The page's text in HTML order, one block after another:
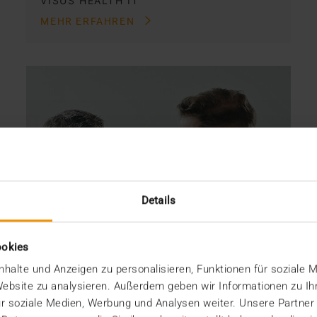
Details
und Anzeigen zu personalisieren, Funktionen für soziale
zu analysieren. Außerdem geben wir Informationen zu
soziale Medien, Werbung und Analysen weiter. Unsere
MEHR ERFAHREN